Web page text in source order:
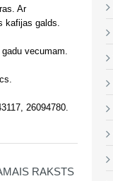
Ar
kafijas galds.
vecumam.
26094780.
RAKSTS